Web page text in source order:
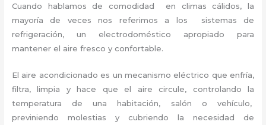
Cuando hablamos de comodidad en climas cálidos, la
mayoría de veces nos referimos a los sistemas de
refrigeración, un electrodoméstico apropiado para
mantener el aire fresco y confortable.
El aire acondicionado es un mecanismo eléctrico que enfría,
filtra, limpia y hace que el aire circule, controlando la
temperatura de una habitación, salón o vehículo,
previniendo molestias y cubriendo la necesidad de